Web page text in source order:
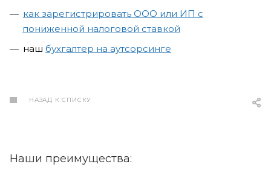
как зарегистрировать ООО или ИП с
пониженной налоговой ставкой
наш бухгалтер на аутсорсинге
НАЗАД К СПИСКУ
Наши преимущества: